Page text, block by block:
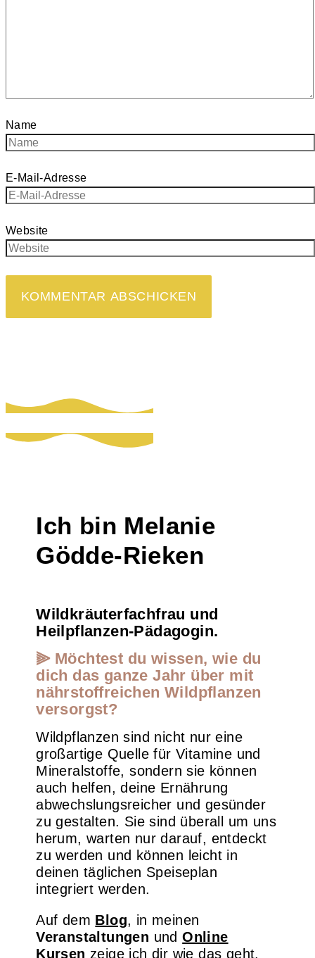
Name
E-Mail-Adresse
Website
Ich bin Melanie
Gödde-Rieken
Wildkräuterfachfrau und
Heilpflanzen-Pädagogin.
⫸ Möchtest du wissen, wie du
dich das ganze Jahr über mit
nährstoffreichen Wildpflanzen
versorgst?
Wildpflanzen sind nicht nur eine
großartige Quelle für Vitamine und
Mineralstoffe, sondern sie können
auch helfen, deine Ernährung
abwechslungsreicher und gesünder
zu gestalten. Sie sind überall um uns
herum, warten nur darauf, entdeckt
zu werden und können leicht in
deinen täglichen Speiseplan
integriert werden.
Auf dem Blog, in meinen
Veranstaltungen undOnline
Kursen zeige ich dir wie das geht.